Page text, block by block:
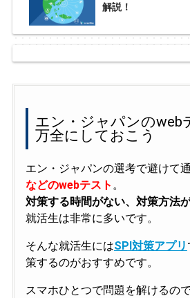
解説！
エン・ジャパンのweb
万全にしておこう
エン・ジャパンの選考で避けて
などのwebテスト 。
対策する時間がない、対策方法
就活生は非常に多いです。
そんな就活生にはSPI対策アプリ
策するのがおすすめです。
スマホひとつで問題を解けるの